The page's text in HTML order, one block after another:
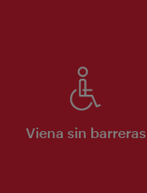
Viena sin barreras